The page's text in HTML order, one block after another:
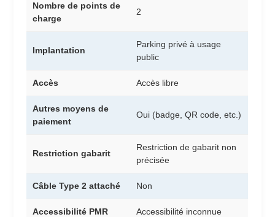
Nombre de points de
charge
2
Implantation
Parking privé à usage
public
Accès Accès libre
Autres moyens de
paiement
Oui (badge, QR code, etc.)
Restriction gabarit
Restriction de gabarit non
précisée
Câble Type 2 attaché Non
Accessibilité PMR Accessibilité inconnue